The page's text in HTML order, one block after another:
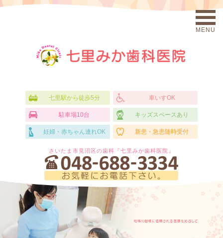
七里駅から徒歩5分 車いすOK
駐車場10台 キッズスペースあり
妊婦・赤ちゃん連れOK 新患・急患随時受付
さいたま市見沼区の歯科『七里みか歯科医院』
MENU